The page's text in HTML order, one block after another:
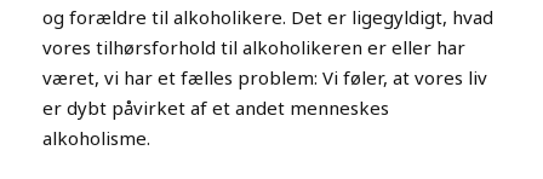
og forældre til alkoholikere. Det er ligegyldigt, hvad
vores tilhørsforhold til alkoholikeren er eller har
været, vi har et fælles problem: Vi føler, at vores liv
er dybt påvirket af et andet menneskes
alkoholisme.